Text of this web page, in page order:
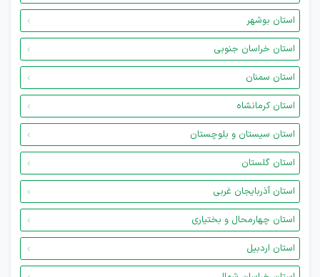
استان بوشهر
استان خراسان جنوبی
استان سمنان
استان کرمانشاه
استان سیستان و بلوچستان
استان گلستان
استان آذربایجان غربی
استان چهارمحال و بختیاری
استان اردبیل